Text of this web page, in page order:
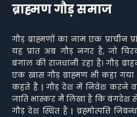
ब्राह्मण गौड़ समाज
गौड़ ब्राह्मणों का नाम एक प्राचीन
यह प्रांत अब गौड़ नगर है, जो
बंगाल की राजधानी रहा है। गौड़
एक खास गौड़ ब्राह्मण भी कहा
कहते हैं | गौड़ देश में निवेश करने
जाति भास्कर मैं लिखा है कि
गौड़ देश स्थित है | ब्रह्मोत्पत्ति